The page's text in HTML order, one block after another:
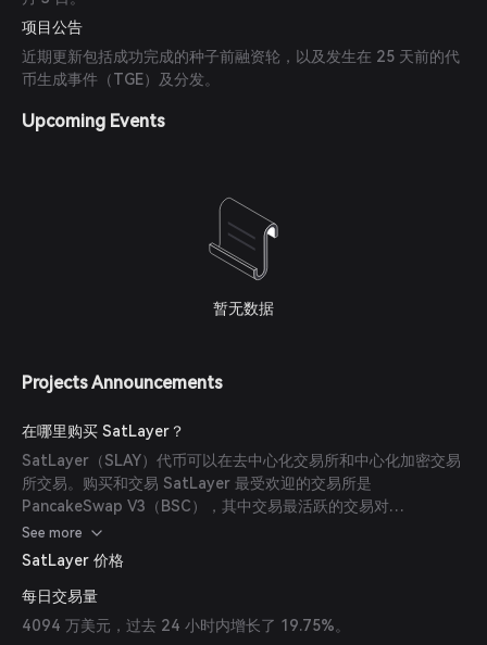
项目公告
近期更新包括成功完成的种子前融资轮，以及发生在 25 天前的代
币生成事件（TGE）及分发。
Upcoming Events
暂无数据
Projects Announcements
在哪里购买 SatLayer？
SatLayer（SLAY）代币可以在去中心化交易所和中心化加密交易
所交易。购买和交易 SatLayer 最受欢迎的交易所是
PancakeSwap V3（BSC），其中交易最活跃的交易对
SLAY/USDC 在过去 24 小时的交易量为 37,562,164.90 美元。其
他受欢迎的选择有 MEXC 和 Hotcoin。
See more
SatLayer 价格
每日交易量
4094 万美元，过去 24 小时内增长了 19.75%。